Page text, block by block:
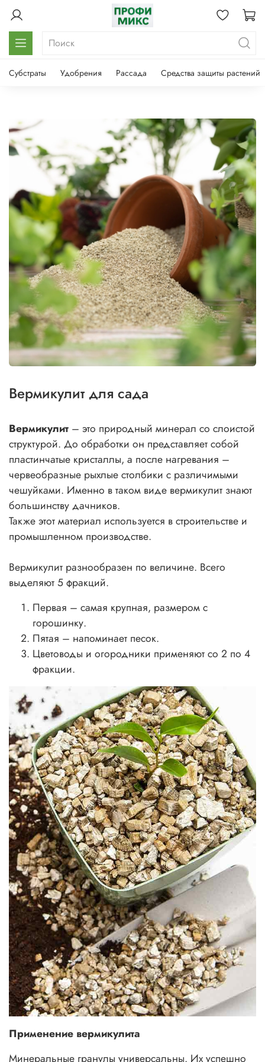
Субстраты Удобрения Рассада Средства защиты растений
Вермикулит для сада
Вермикулит – это природный минерал со слоистой
структурой. До обработки он представляет собой
пластинчатые кристаллы, а после нагревания –
червеобразные рыхлые столбики с различимыми
чешуйками. Именно в таком виде вермикулит знают
большинству дачников.
Также этот материал используется в строительстве и
промышленном производстве.
Вермикулит разнообразен по величине. Всего
выделяют 5 фракций.
Первая – самая крупная, размером с
горошинку.
Пятая – напоминает песок.
Цветоводы и огородники применяют со 2 по 4
фракции.
Применение вермикулита
Минеральные гранулы универсальны. Их успешно